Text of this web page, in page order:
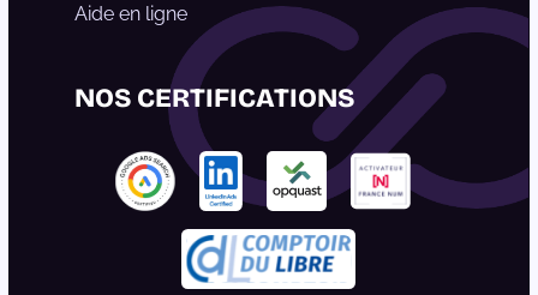
Aide en ligne
NOS CERTIFICATIONS